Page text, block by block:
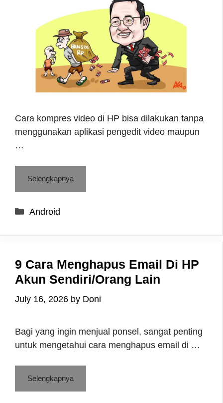
Cara kompres video di HP bisa dilakukan tanpa
menggunakan aplikasi pengedit video maupun
…
Selengkapnya
Categories
Android
9 Cara Menghapus Email Di HP
Akun Sendiri/Orang Lain
July 16, 2026 by Doni
Bagi yang ingin menjual ponsel, sangat penting
untuk mengetahui cara menghapus email di …
Selengkapnya